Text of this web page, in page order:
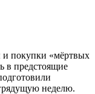
и покупки «мёртвых
в предстоящие
неделю.